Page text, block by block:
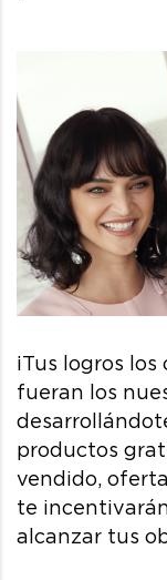
¡Tus logros
fueran los
productos
vendido,
te
alcanzar tus